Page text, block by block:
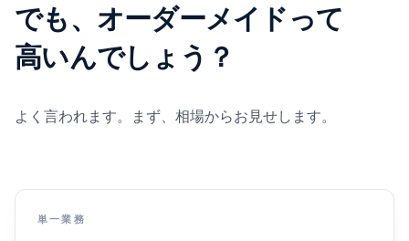
でも、オーダーメイドって
高いんでしょう？
よく言われます。まず、相場からお見せします。
単一業務